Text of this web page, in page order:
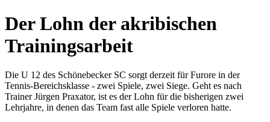
Der Lohn der akribischen
Trainingsarbeit
Die U 12 des Schönebecker SC sorgt derzeit für Furore in der
Tennis-Bereichsklasse - zwei Spiele, zwei Siege. Geht es nach
Trainer Jürgen Praxator, ist es der Lohn für die bisherigen zwei
Lehrjahre, in denen das Team fast alle Spiele verloren hatte.